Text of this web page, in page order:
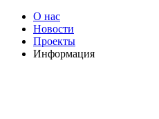
О нас
Новости
Проекты
Информация